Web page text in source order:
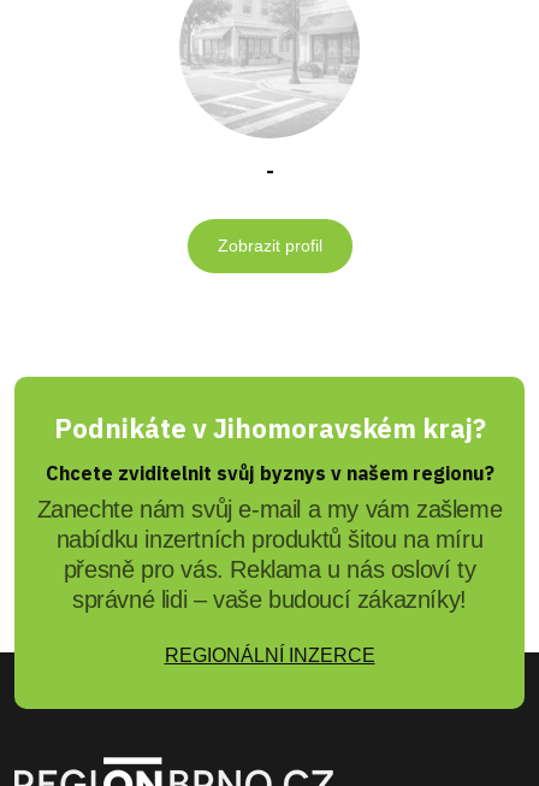
-
Zobrazit profil
Podnikáte v Jihomoravském kraj?
Chcete zviditelnit svůj byznys v našem regionu?
Zanechte nám svůj e-mail a my vám zašleme
nabídku inzertních produktů šitou na míru
přesně pro vás. Reklama u nás osloví ty
správné lidi – vaše budoucí zákazníky!
REGIONÁLNÍ INZERCE